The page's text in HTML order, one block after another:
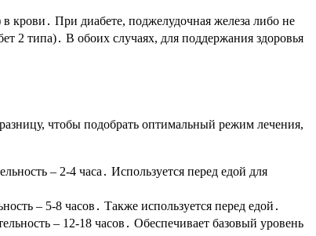
крови․ При диабете, поджелудочная железа либо не
2 типа)․ В обоих случаях, для поддержания здоровья
чтобы подобрать оптимальный режим лечения,
– 2-4 часа․ Используется перед едой для
– 5-8 часов․ Также используется перед едой․
– 12-18 часов․ Обеспечивает базовый уровень